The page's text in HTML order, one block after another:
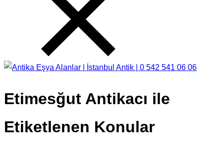
Etimesğut Antikacı ile
Etiketlenen Konular